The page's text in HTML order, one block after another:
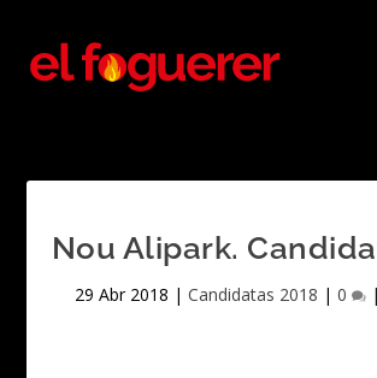
Nou Alipark.
29 Abr 2018 | Candidatas 2018 | 0 |